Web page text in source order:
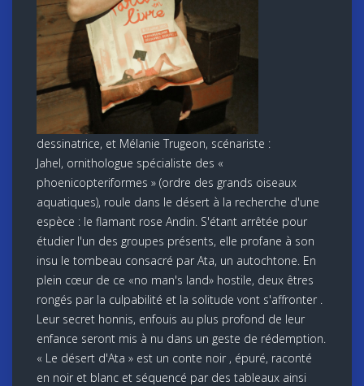
dessinatrice, et Mélanie Trugeon, scénariste :
Jahel, ornithologue spécialiste des «
phoenicopteriformes » (ordre des grands oiseaux
aquatiques), roule dans le désert à la recherche d'une
espèce : le flamant rose Andin. S'étant arrêtée pour
étudier l'un des groupes présents, elle profane à son
insu le tombeau consacré par Ata, un autochtone. En
plein cœur de ce «no man's land» hostile, deux êtres
rongés par la culpabilité et la solitude vont s'affronter .
Leur secret honnis, enfouis au plus profond de leur
enfance seront mis à nu dans un geste de rédemption.
« Le désert d'Ata » est un conte noir , épuré, raconté
en noir et blanc et séquencé par des tableaux ainsi